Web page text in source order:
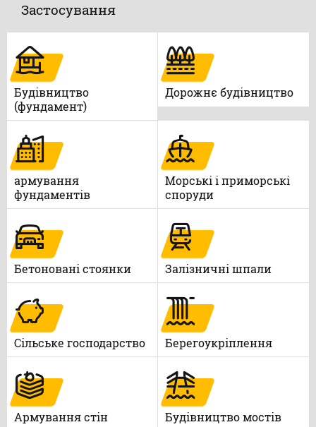
Застосування
Будівництво
(фундамент)
Дорожнє будівництво
армування
фундаментів
Морські і приморські
споруди
Бетоновані стоянки Залізничні шпали
Сільське господарство Берегоукріплення
Армування стін Будівництво мостів